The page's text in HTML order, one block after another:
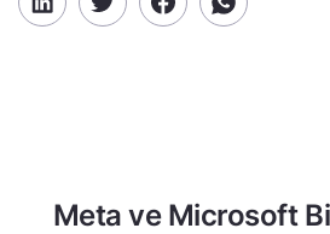
Meta ve Microsoft